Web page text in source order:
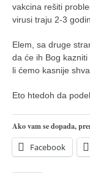
vakcina rešiti
virusi traju 2-3
Elem, sa druge
da će ih Bog
li ćemo kasnije
Eto htedoh da
Ako vam se dopada,
Facebook